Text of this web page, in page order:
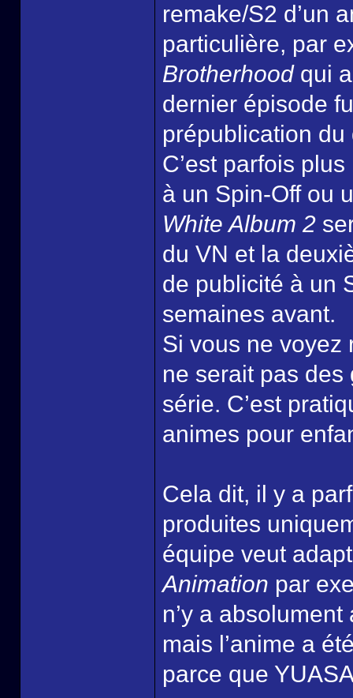
remake/S2 d’un
particulière, par
Brotherhoodqui a
dernier épisode
prépublication
C’est parfois
à un Spin-Off ou
White Album 2
du VN et la
de publicité à un
semaines avant.
Si vous ne voyez
ne serait pas
série. C’est
animes pour
Cela dit, il y a
produites
équipe veut
Animation par
n’y a
mais l’anime a
parce que